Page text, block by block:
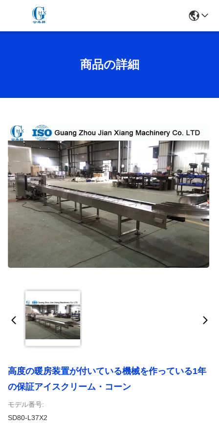
商品の詳細
高度の暖房装置が付いている機械を作っている1年
の保証アイスクリーム・コーン
モデル番号:
SD80-L37X2